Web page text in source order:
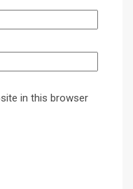
in this browser